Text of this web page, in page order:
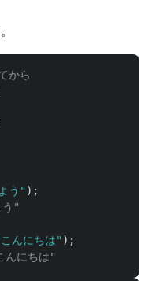
から
う " );
"
こんにちは" );
にちは"